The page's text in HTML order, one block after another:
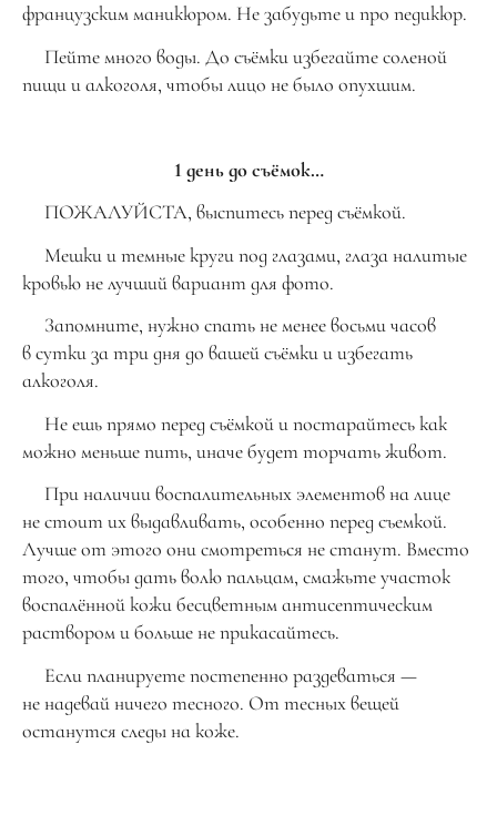
французским маникюром. Не забудьте и про педикюр.
Пейте много воды. До съёмки избегайте соленой
пищи и алкоголя, чтобы лицо не было опухшим.
1 день до съёмок…
ПОЖАЛУЙСТА, выспитесь перед съёмкой.
Мешки и темные круги под глазами, глаза налитые
кровью не лучший вариант для фото.
Запомните, нужно спать не менее восьми часов
в сутки за три дня до вашей съёмки и избегать
алкоголя.
Не ешь прямо перед съёмкой и постарайтесь как
можно меньше пить, иначе будет торчать живот.
При наличии воспалительных элементов на лице
не стоит их выдавливать, особенно перед съемкой.
Лучше от этого они смотреться не станут. Вместо
того, чтобы дать волю пальцам, смажьте участок
воспалённой кожи бесцветным антисептическим
раствором и больше не прикасайтесь.
Если планируете постепенно раздеваться —
не надевай ничего тесного. От тесных вещей
останутся следы на коже.